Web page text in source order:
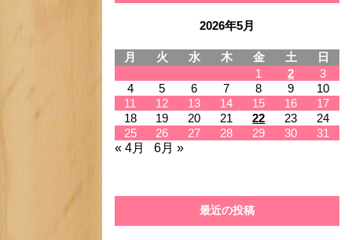
2026年5月
月 火 水 木 金 土
日
1
2
3
4
5 6 7 8 9
10
11
12 13 14 15 16
17
18
19 20 21 22 23
24
25
26 27 28 29 30
31
« 4月
6月 »
最近の投稿